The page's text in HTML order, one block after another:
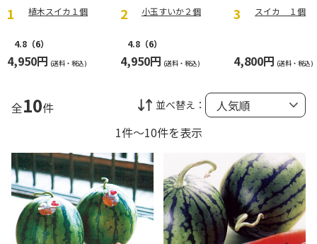
植木スイカ１個
4.8 （6）
4,950円 (送料・税込)
小玉すいか２個
4.8 （6）
4,950円 (送料・税込)
スイカ １個
4,800円 (送料・税込)
全10件 並べ替え：
1件～10件を表示